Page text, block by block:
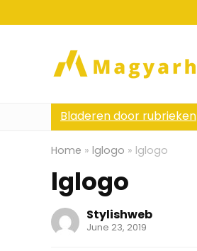
Bladeren door rubrieken
Home » lglogo » lglogo
lglogo
Stylishweb
June 23, 2019